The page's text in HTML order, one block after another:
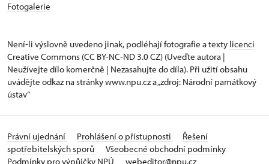
Fotogalerie
Není-li výslovně uvedeno jinak, podléhají fotografie a texty licenci
Creative Commons (CC BY-NC-ND 3.0 CZ) (Uveďte autora |
Neužívejte dílo komerčně | Nezasahujte do díla). Při užití obsahu
uvádějte odkaz na stránky www.npu.cz a „zdroj: Národní památkový
ústav“
Právní ujednání Prohlášení o přístupnosti
Řešení
spotřebitelských sporů
Všeobecné obchodní podmínky
Podmínky pro výpůjčky NPÚ
webeditor@npu.cz